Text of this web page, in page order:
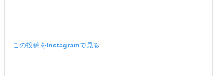
この投稿をInstagramで見る